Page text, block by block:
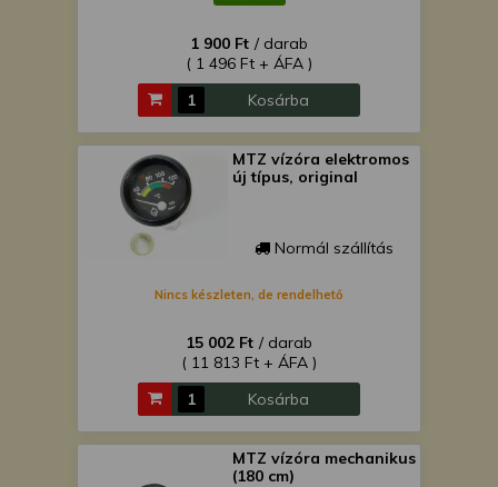
1 900 Ft / darab
( 1 496 Ft + ÁFA )
Kosárba
MTZ vízóra elektromos
új típus, original
Normál szállítás
Nincs készleten, de rendelhető
15 002 Ft / darab
( 11 813 Ft + ÁFA )
Kosárba
MTZ vízóra mechanikus
(180 cm)